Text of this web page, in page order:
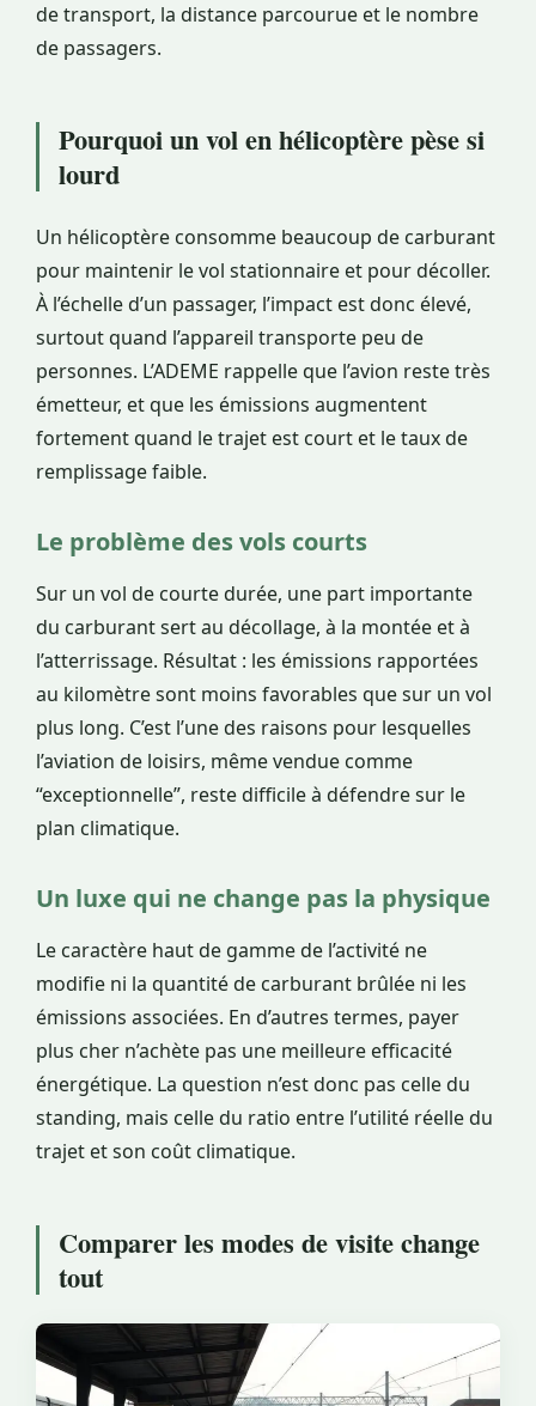
de transport, la distance parcourue et le nombre
de passagers.
Pourquoi un vol en hélicoptère pèse si
lourd
Un hélicoptère consomme beaucoup de carburant
pour maintenir le vol stationnaire et pour décoller.
À l’échelle d’un passager, l’impact est donc élevé,
surtout quand l’appareil transporte peu de
personnes. L’ADEME rappelle que l’avion reste très
émetteur, et que les émissions augmentent
fortement quand le trajet est court et le taux de
remplissage faible.
Le problème des vols courts
Sur un vol de courte durée, une part importante
du carburant sert au décollage, à la montée et à
l’atterrissage. Résultat : les émissions rapportées
au kilomètre sont moins favorables que sur un vol
plus long. C’est l’une des raisons pour lesquelles
l’aviation de loisirs, même vendue comme
“exceptionnelle”, reste difficile à défendre sur le
plan climatique.
Un luxe qui ne change pas la physique
Le caractère haut de gamme de l’activité ne
modifie ni la quantité de carburant brûlée ni les
émissions associées. En d’autres termes, payer
plus cher n’achète pas une meilleure efficacité
énergétique. La question n’est donc pas celle du
standing, mais celle du ratio entre l’utilité réelle du
trajet et son coût climatique.
Comparer les modes de visite change
tout